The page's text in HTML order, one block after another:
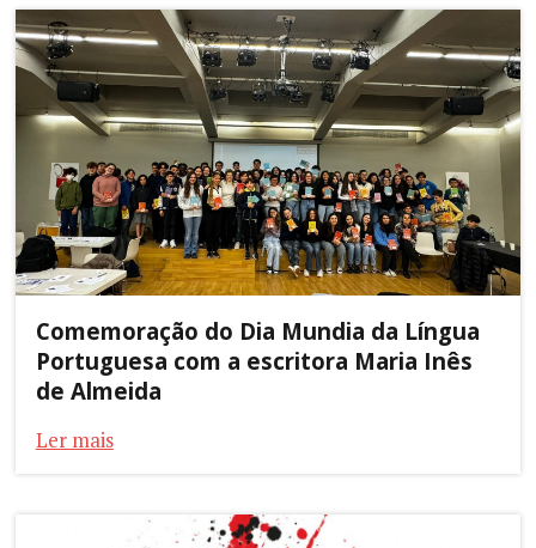
Comemoração do Dia Mundia da Língua
Portuguesa com a escritora Maria Inês
de Almeida
Ler mais